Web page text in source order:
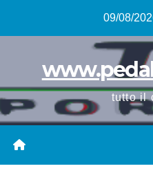
09/08/
tutto il